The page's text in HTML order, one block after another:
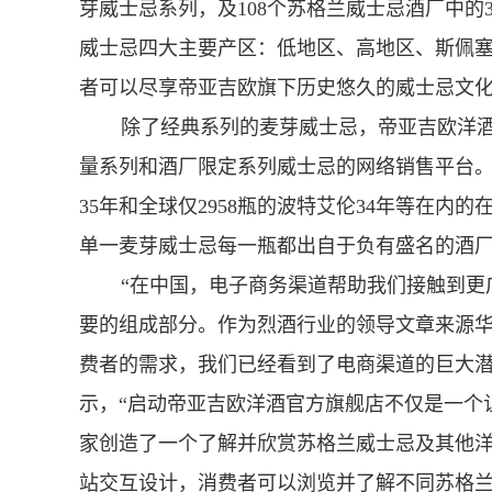
芽威士忌系列，及108个苏格兰威士忌酒厂中
威士忌四大主要产区：低地区、高地区、斯佩
者可以尽享帝亚吉欧旗下历史悠久的威士忌文
除了经典系列的麦芽威士忌，帝亚吉欧洋酒
量系列和酒厂限定系列威士忌的网络销售平台
35年和全球仅2958瓶的波特艾伦34年等在内的
单一麦芽威士忌每一瓶都出自于负有盛名的酒
“在中国，电子商务渠道帮助我们接触到更
要的组成部分。作为烈酒行业的领导文章来源
费者的需求，我们已经看到了电商渠道的巨大
示，“启动帝亚吉欧洋酒官方旗舰店不仅是一
家创造了一个了解并欣赏苏格兰威士忌及其他
站交互设计，消费者可以浏览并了解不同苏格